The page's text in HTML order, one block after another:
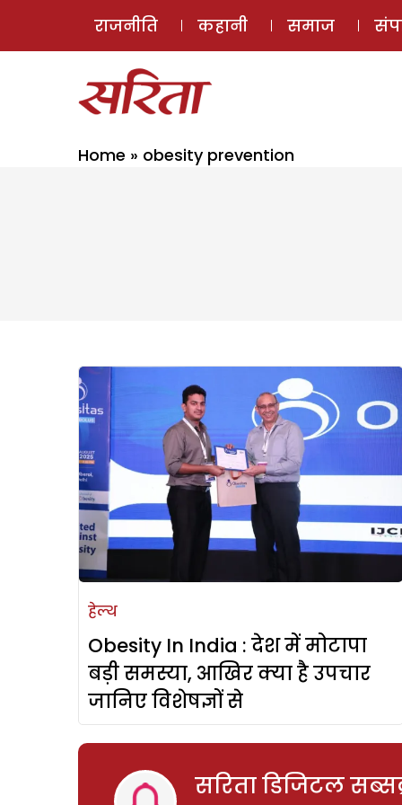
राजनीति कहानी समाज
Home » obesity prevention
हेल्थ
Obesity In India : देश में मोटापा
बड़ी समस्या, आखिर क्या है उपचार
जानिए विशेषज्ञों से
सरिता डिजिटल